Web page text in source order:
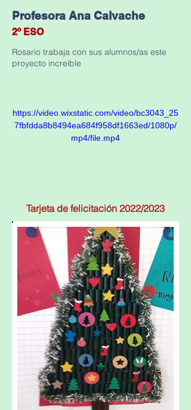
Profesora Ana Calvache
2º ESO
Rosario trabaja con sus alumnos/as este
proyecto increíble
https://video.wixstatic.com/video/bc3043_25
7fbfdda8b8494ea684f958df1663ed/1080p/
mp4/file.mp4
Tarjeta de felicitación 2022/2023